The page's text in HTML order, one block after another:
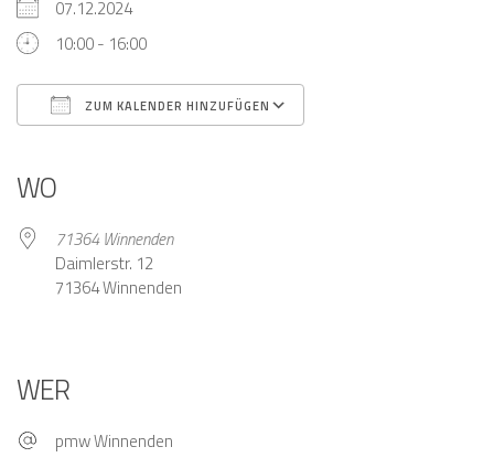
07.12.2024
10:00 - 16:00
ZUM KALENDER HINZUFÜGEN
WO
71364 Winnenden
Daimlerstr. 12
71364 Winnenden
WER
pmw Winnenden